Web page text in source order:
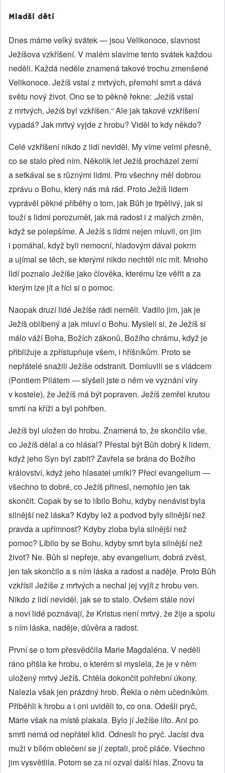
Mladší děti
Dnes máme velký svátek — jsou Velikonoce, slavnost
Ježíšova vzkříšení. V malém slavíme tento svátek každou
neděli. Každá neděle znamená takové trochu zmenšené
Velikonoce. Ježíš vstal z mrtvých, přemohl smrt a dává
světu nový život. Ono se to pěkně řekne: „Ježíš vstal
z mrtvých, Ježíš byl vzkříšen.“ Ale jak takové vzkříšení
vypadá? Jak mrtvý vyjde z hrobu? Viděl to kdy někdo?
Celé vzkříšení nikdo z lidí neviděl. My víme velmi přesně,
co se stalo před ním. Několik let Ježíš procházel zemí
a setkával se s různými lidmi. Pro všechny měl dobrou
zprávu o Bohu, který nás má rád. Proto Ježíš lidem
vyprávěl pěkné příběhy o tom, jak Bůh je trpělivý, jak si
touží s lidmi porozumět, jak má radost i z malých změn,
když se polepšíme. A Ježíš s lidmi nejen mluvil, on jim
i pomáhal, když byli nemocní, hladovým dával pokrm
a ujímal se těch, se kterými nikdo nechtěl nic mít. Mnoho
lidí poznalo Ježíše jako člověka, kterému lze věřit a za
kterým lze jít a říci si o pomoc.
Naopak druzí lidé Ježíše rádi neměli. Vadilo jim, jak je
Ježíš oblíbený a jak mluví o Bohu. Mysleli si, že Ježíš si
málo váží Boha, Božích zákonů, Božího chrámu, když je
přibližuje a zpřístupňuje všem, i hříšníkům. Proto se
nepřátelé snažili Ježíše odstranit. Domluvili se s vládcem
(Pontiem Pilátem — slyšeli jste o něm ve vyznání víry
v kostele), že Ježíš má být popraven. Ježíš zemřel krutou
smrtí na kříži a byl pohřben.
Ježíš byl uložen do hrobu. Znamená to, že skončilo vše,
co Ježíš dělal a co hlásal? Přestal být Bůh dobrý k lidem,
když jeho Syn byl zabit? Zavřela se brána do Božího
království, když jeho hlasatel umlkl? Přeci evangelium —
všechno to dobré, co Ježíš přinesl, nemohlo jen tak
skončit. Copak by se to líbilo Bohu, kdyby nenávist byla
silnější než láska? Kdyby lež a podvod byly silnější než
pravda a upřímnost? Kdyby zloba byla silnější než
pomoc? Líbilo by se Bohu, kdyby smrt byla silnější než
život? Ne. Bůh si nepřeje, aby evangelium, dobrá zvěst,
jen tak skončilo a s ním láska a radost a naděje. Proto Bůh
vzkřísil Ježíše z mrtvých a nechal jej vyjít z hrobu ven.
Nikdo z lidí neviděl, jak se to stalo. Ovšem stále noví
a noví lidé poznávají, že Kristus není mrtvý, že žije a spolu
s ním láska, naděje, důvěra a radost.
První se o tom přesvědčila Marie Magdaléna. V neděli
ráno přišla ke hrobu, o kterém si myslela, že je v něm
uložený mrtvý Ježíš. Chtěla dokončit pohřební úkony.
Nalezla však jen prázdný hrob. Řekla o něm učedníkům.
Přiběhli k hrobu a i oni uviděli to, co ona. Odešli pryč,
Marie však na místě plakala. Bylo jí Ježíše líto. Ani po
smrti nemá od nepřátel klid. Odnesli ho pryč. Jacísi dva
muži v bílém oblečení se jí zeptali, proč pláče. Všechno
jim vysvětlila. Potom se za ní ozval další hlas. Znovu ta